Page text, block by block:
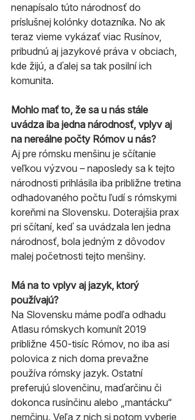
nenapísalo túto národnosť do
príslušnej kolónky dotazníka. No ak
teraz vieme vykázať viac Rusínov,
pribudnú aj jazykové práva v obciach,
kde žijú, a ďalej sa tak posilní ich
komunita.
Mohlo mať to, že sa u nás stále
uvádza iba jedna národnosť, vplyv aj
na nereálne počty Rómov u nás?
Aj pre rómsku menšinu je sčítanie
veľkou výzvou – naposledy sa k tejto
národnosti prihlásila iba približne tretina
odhadovaného počtu ľudí s rómskymi
koreňmi na Slovensku. Doterajšia prax
pri sčítaní, keď sa uvádzala len jedna
národnosť, bola jedným z dôvodov
malej početnosti tejto menšiny.
Má na to vplyv aj jazyk, ktorý
používajú?
Na Slovensku máme podľa odhadu
Atlasu rómskych komunít 2019
približne 450-tisíc Rómov, no iba asi
polovica z nich doma prevažne
používa rómsky jazyk. Ostatní
preferujú slovenčinu, maďarčinu či
dokonca rusínčinu alebo „mantácku“
nemčinu. Veľa z nich si potom vyberie